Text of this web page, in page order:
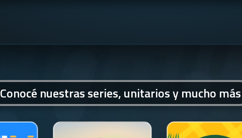
Conocé nuestras series, unitarios y mucho más